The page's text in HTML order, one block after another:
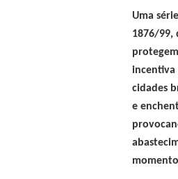
Uma
1876/99,
incentiva
cidades
e